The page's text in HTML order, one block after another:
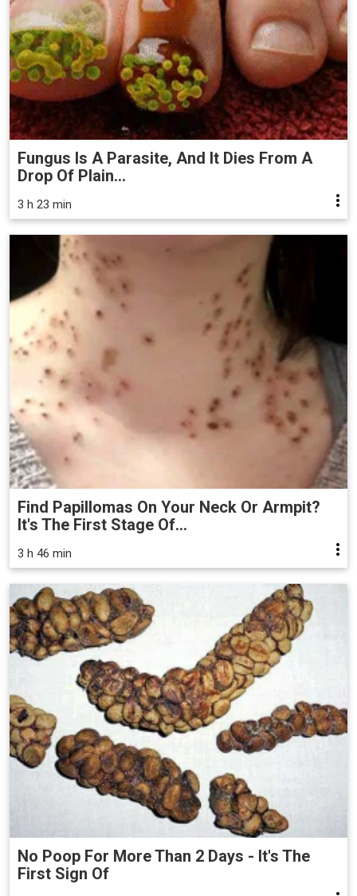
Fungus Is A Parasite, And It Dies From A
Drop Of Plain...
3 h 23 min
Find Papillomas On Your Neck Or Armpit?
It's The First Stage Of...
3 h 46 min
No Poop For More Than 2 Days - It's The
First Sign Of